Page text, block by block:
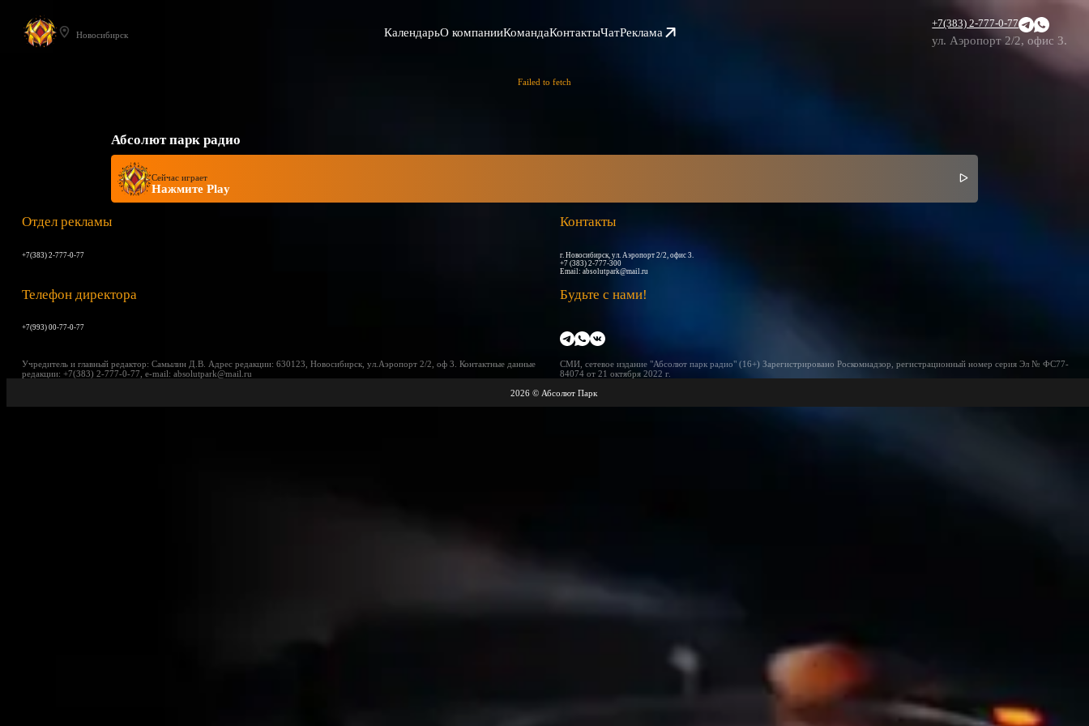
Новосибирск КалендарьО компанииКомандаКонтактыЧатРеклама
+7(383) 2-777-0-77
ул. Аэропорт 2/2, офис 3.
Failed to fetch
Абсолют парк радио
Сейчас играет
Нажмите Play
Отдел рекламы
+7(383) 2-777-0-77
Контакты
г. Новосибирск, ул. Аэропорт 2/2, офис 3.
+7 (383) 2-777-300
Email: absolutpark@mail.ru
Телефон директора
+7(993) 00-77-0-77
Будьте с нами!
Учредитель и главный редактор: Самылин Д.В. Адрес редакции: 630123, Новосибирск, ул.Аэропорт 2/2, оф 3. Контактные данные
редакции: +7(383) 2-777-0-77, e-mail: absolutpark@mail.ru
СМИ, сетевое издание "Абсолют парк радио" (16+) Зарегистрировано Роскомнадзор, регистрационный номер серия Эл № ФС77-
84074 от 21 октября 2022 г.
2026 © Абсолют Парк